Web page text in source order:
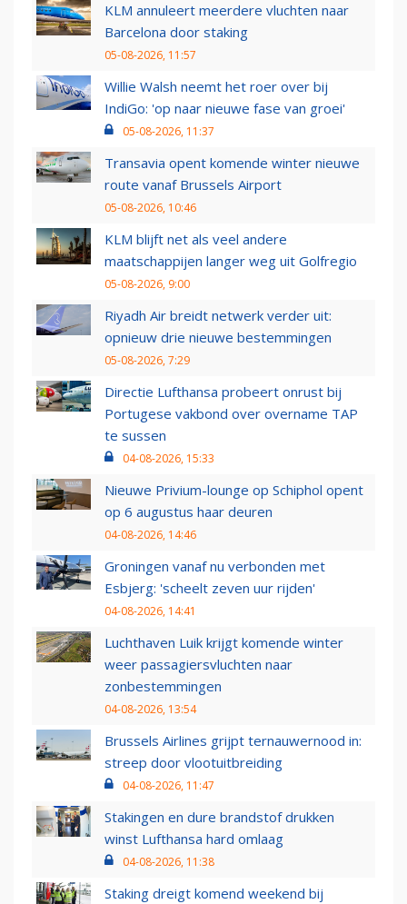
KLM annuleert meerdere vluchten naar
Barcelona door staking
05-08-2026, 11:57
Willie Walsh neemt het roer over bij
IndiGo: 'op naar nieuwe fase van groei'
05-08-2026, 11:37
Transavia opent komende winter nieuwe
route vanaf Brussels Airport
05-08-2026, 10:46
KLM blijft net als veel andere
maatschappijen langer weg uit Golfregio
05-08-2026, 9:00
Riyadh Air breidt netwerk verder uit:
opnieuw drie nieuwe bestemmingen
05-08-2026, 7:29
Directie Lufthansa probeert onrust bij
Portugese vakbond over overname TAP
te sussen
04-08-2026, 15:33
Nieuwe Privium-lounge op Schiphol opent
op 6 augustus haar deuren
04-08-2026, 14:46
Groningen vanaf nu verbonden met
Esbjerg: 'scheelt zeven uur rijden'
04-08-2026, 14:41
Luchthaven Luik krijgt komende winter
weer passagiersvluchten naar
zonbestemmingen
04-08-2026, 13:54
Brussels Airlines grijpt ternauwernood in:
streep door vlootuitbreiding
04-08-2026, 11:47
Stakingen en dure brandstof drukken
winst Lufthansa hard omlaag
04-08-2026, 11:38
Staking dreigt komend weekend bij